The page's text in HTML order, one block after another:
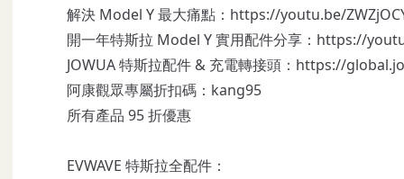
解決 Model Y 最大痛點： https://youtu.be/
開一年特斯拉 Model Y 實用配件分享： https://
JOWUA 特斯拉配件 & 充電轉接頭： https://
阿康觀眾專屬折扣碼：kang95
所有產品 95 折優惠
EVWAVE 特斯拉全配件：